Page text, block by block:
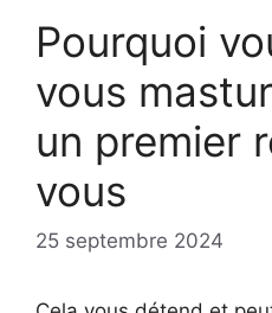
Pourquoi
vous
un premier
vous
25 septembre 2024